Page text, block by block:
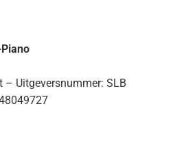
– Uitgeversnummer: SLB